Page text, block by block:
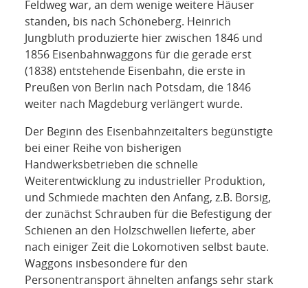
Feldweg war, an dem wenige weitere Häuser
standen, bis nach Schöneberg. Heinrich
Jungbluth produzierte hier zwischen 1846 und
1856 Eisenbahnwaggons für die gerade erst
(1838) entstehende Eisenbahn, die erste in
Preußen von Berlin nach Potsdam, die 1846
weiter nach Magdeburg verlängert wurde.
Der Beginn des Eisenbahnzeitalters begünstigte
bei einer Reihe von bisherigen
Handwerksbetrieben die schnelle
Weiterentwicklung zu industrieller Produktion,
und Schmiede machten den Anfang, z.B. Borsig,
der zunächst Schrauben für die Befestigung der
Schienen an den Holzschwellen lieferte, aber
nach einiger Zeit die Lokomotiven selbst baute.
Waggons insbesondere für den
Personentransport ähnelten anfangs sehr stark